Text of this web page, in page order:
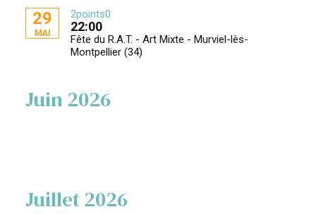
29
MAI
2points0
22:00
Fête du R.A.T. - Art Mixte - Murviel-lès-
Montpellier (34)
Juin 2026
Juillet 2026